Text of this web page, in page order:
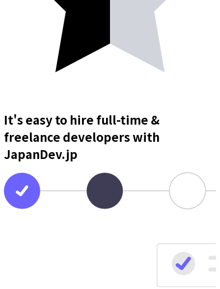
It's easy to hire full-time &
freelance developerswith
JapanDev.jp